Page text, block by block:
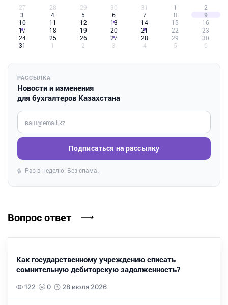
27 28 29 30 31 1
2
3
4 5 6 7 8
9
10
11 12 13 14 15
16
17
18 19 20 21 22
23
24
25 26 27 28 29
30
31
1 2 3 4 5 6
РАССЫЛКА
Новости и изменения
для бухгалтеров Казахстана
Введите ваш e-mail
Подписаться на рассылку
🔒 Раз в неделю. Без спама.
Вопрос ответ
Как государственному учреждению списать
сомнительную дебиторскую задолженность?
122 0 28 июля 2026